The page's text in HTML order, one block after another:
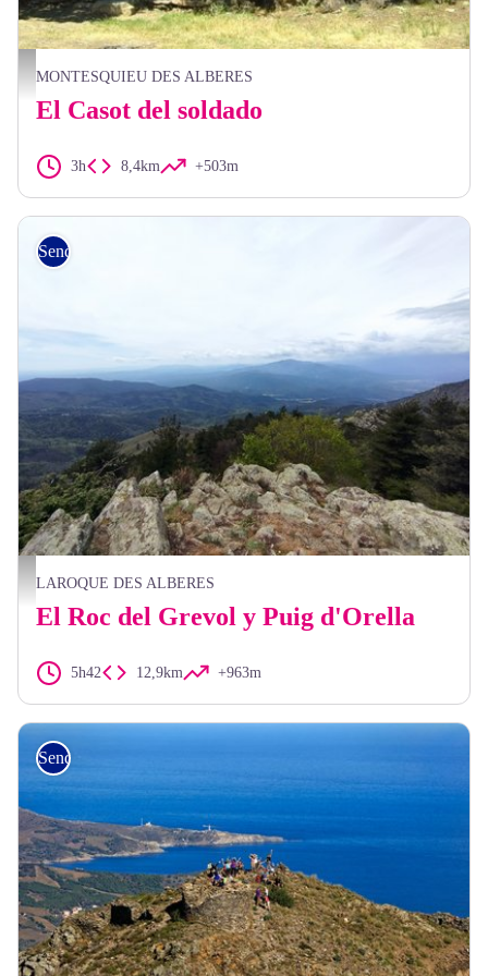
Casot du soldat - Montesquieu
MONTESQUIEU DES ALBERES
El Casot del soldado
3h 8,4km +503m
Elisabeth Coste
Senderismo
LAROQUE DES ALBERES
El Roc del Grevol y Puig d'Orella
5h42 12,9km +963m
Senderismo